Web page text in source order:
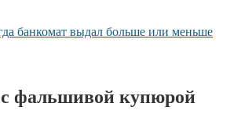
банкомат выдал больше или меньше
фальшивой купюрой